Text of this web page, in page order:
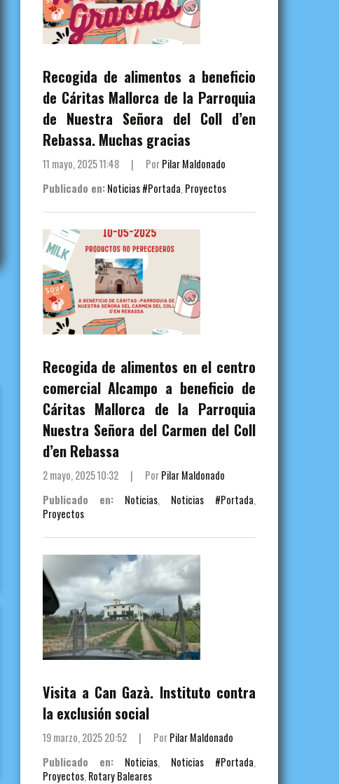
Recogida de alimentos a beneficio
de Cáritas Mallorca de la Parroquia
de Nuestra Señora del Coll d’en
Rebassa. Muchas gracias
11 mayo, 2025 11:48 | PorPilar Maldonado
Publicado en: Noticias #Portada, Proyectos
Recogida de alimentos en el centro
comercial Alcampo a beneficio de
Cáritas Mallorca de la Parroquia
Nuestra Señora del Carmen del Coll
d’en Rebassa
2 mayo, 2025 10:32 | PorPilar Maldonado
Publicado en:
Noticias, Noticias #Portada,
Proyectos
Visita a Can Gazà. Instituto contra
la exclusión social
19 marzo, 2025 20:52 | PorPilar Maldonado
Publicado en:
Noticias, Noticias #Portada,
Proyectos, Rotary Baleares